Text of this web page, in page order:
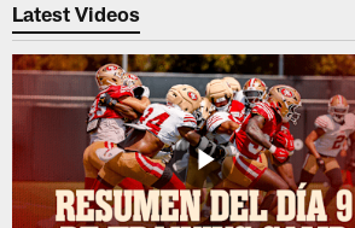
Latest Videos